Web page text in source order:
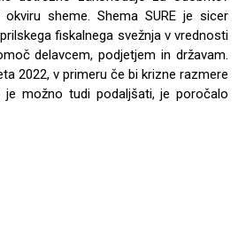
sheme. Shema SURE je sicer
fiskalnega svežnja v vrednosti
delavcem, podjetjem in državam.
2022, v primeru če bi krizne razmere
možno tudi podaljšati, je poročalo